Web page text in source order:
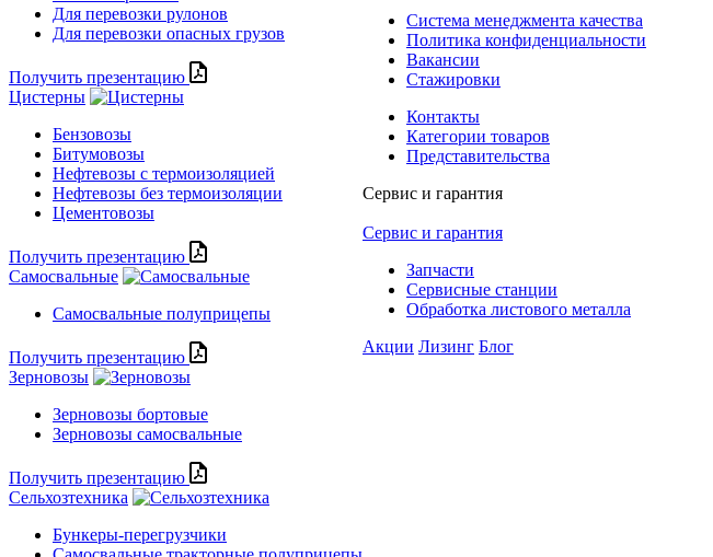
Для перевозки рулонов
Для перевозки опасных грузов
Получить презентацию
Цистерны
Бензовозы
Битумовозы
Нефтевозы с термоизоляцией
Нефтевозы без термоизоляции
Цементовозы
Получить презентацию
Самосвальные
Самосвальные полуприцепы
Получить презентацию
Зерновозы
Зерновозы бортовые
Зерновозы самосвальные
Получить презентацию
Сельхозтехника
Бункеры-перегрузчики
Система менеджмента качества
Политика конфиденциальности
Вакансии
Стажировки
Контакты
Категории товаров
Представительства
Сервис и гарантия
Сервис и гарантия
Запчасти
Сервисные станции
Обработка листового металла
Акции Лизинг Блог